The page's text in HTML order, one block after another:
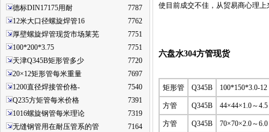
德标DIN17175用耐
7787
12米大口径螺旋焊管16
7762
厚壁螺旋焊管现货市场莱芜
7751
100*200*3.75
7751
天津Q345B矩形管多少
7720
20×12矩形管每米重量
7697
1200直径焊接管价格-
7540
Q235方矩管每米价格
7391
1016螺旋钢管每米理论
7319
无缝钢管用在耐压管系的管
7164
使目前成交不佳，从贸易商心理
六盘水304方管现货
矩形管 Q345B 100*150*3.0-12
方管 Q345B 44×44×1.0～4.5
方管 Q345B 70×70×2.0～6.0